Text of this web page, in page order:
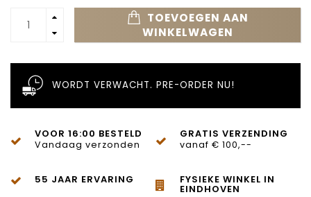
TOEVOEGEN AAN
WINKELWAGEN
WORDT VERWACHT. PRE-ORDER NU!
VOOR 16:00 BESTELD
Vandaag verzonden
GRATIS VERZENDING
vanaf € 100,--
55 JAAR ERVARING FYSIEKE WINKEL IN
EINDHOVEN